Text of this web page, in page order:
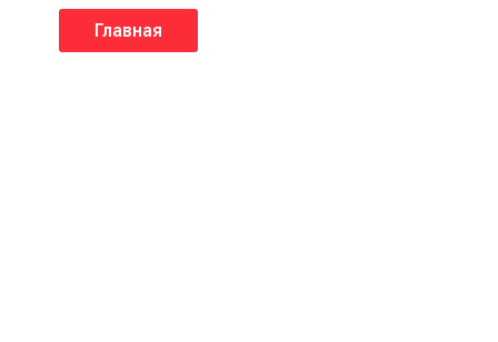
Главная